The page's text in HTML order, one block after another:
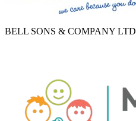
BELL SONS & COMPANY LTD